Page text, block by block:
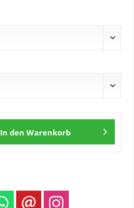
In den Warenkorb